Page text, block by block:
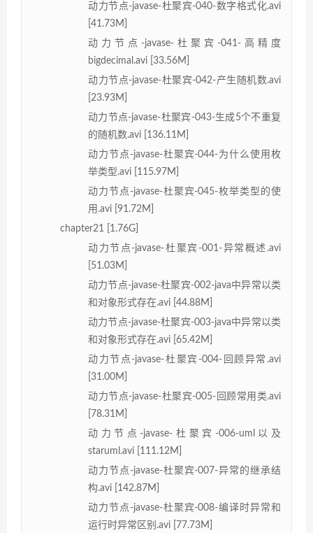
动力节点-javase-杜聚宾-040-数字格式化.avi
[41.73M]
动力节点-javase-杜聚宾-041-高精度
bigdecimal.avi [33.56M]
动力节点-javase-杜聚宾-042-产生随机数.avi
[23.93M]
动力节点-javase-杜聚宾-043-生成5个不重复
的随机数.avi [136.11M]
动力节点-javase-杜聚宾-044-为什么使用枚
举类型.avi [115.97M]
动力节点-javase-杜聚宾-045-枚举类型的使
用.avi [91.72M]
chapter21 [1.76G]
动力节点-javase-杜聚宾-001-异常概述.avi
[51.03M]
动力节点-javase-杜聚宾-002-java中异常以类
和对象形式存在.avi [44.88M]
动力节点-javase-杜聚宾-003-java中异常以类
和对象形式存在.avi [65.42M]
动力节点-javase-杜聚宾-004-回顾异常.avi
[31.00M]
动力节点-javase-杜聚宾-005-回顾常用类.avi
[78.31M]
动力节点-javase-杜聚宾-006-uml以及
staruml.avi [111.12M]
动力节点-javase-杜聚宾-007-异常的继承结
构.avi [142.87M]
动力节点-javase-杜聚宾-008-编译时异常和
运行时异常区别.avi [77.73M]